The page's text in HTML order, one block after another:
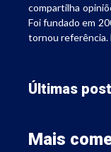
compartilha
Foi fundado em
tornou
Últimas
Mais